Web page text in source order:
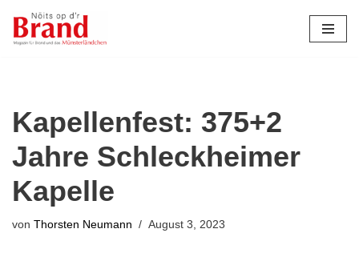
Zum
Kapellenfest: 375+2
Jahre Schleckheimer
Kapelle
von Thorsten Neumann August 3, 2023